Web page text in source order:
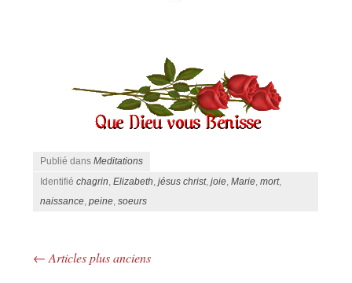
Publié dansMeditations
Identifiéchagrin,Elizabeth,jésus christ,joie,Marie,mort,
naissance,peine,soeurs
Navigation des articles
←Articles plus anciens